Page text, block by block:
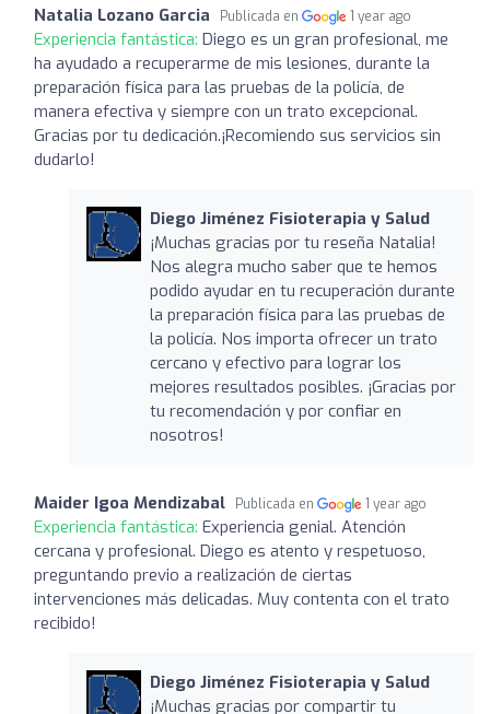
Natalia Lozano Garcia Publicada en 1 year ago
Experiencia fantástica: Diego es un gran profesional, me
ha ayudado a recuperarme de mis lesiones, durante la
preparación física para las pruebas de la policía, de
manera efectiva y siempre con un trato excepcional.
Gracias por tu dedicación.¡Recomiendo sus servicios sin
dudarlo!
Diego Jiménez Fisioterapia y Salud
¡Muchas gracias por tu reseña Natalia!
Nos alegra mucho saber que te hemos
podido ayudar en tu recuperación durante
la preparación física para las pruebas de
la policía. Nos importa ofrecer un trato
cercano y efectivo para lograr los
mejores resultados posibles. ¡Gracias por
tu recomendación y por confiar en
nosotros!
Maider Igoa Mendizabal Publicada en 1 year ago
Experiencia fantástica: Experiencia genial. Atención
cercana y profesional. Diego es atento y respetuoso,
preguntando previo a realización de ciertas
intervenciones más delicadas. Muy contenta con el trato
recibido!
Diego Jiménez Fisioterapia y Salud
¡Muchas gracias por compartir tu